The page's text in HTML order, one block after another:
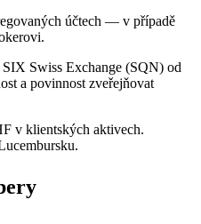
účtech — v případě
Swiss Exchange (SQN) od
a povinnost zveřejňovat
v klientských aktivech.